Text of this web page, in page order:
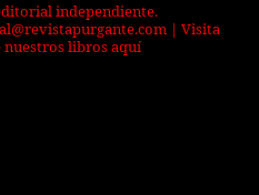
independiente.
| Visita
libros aquí